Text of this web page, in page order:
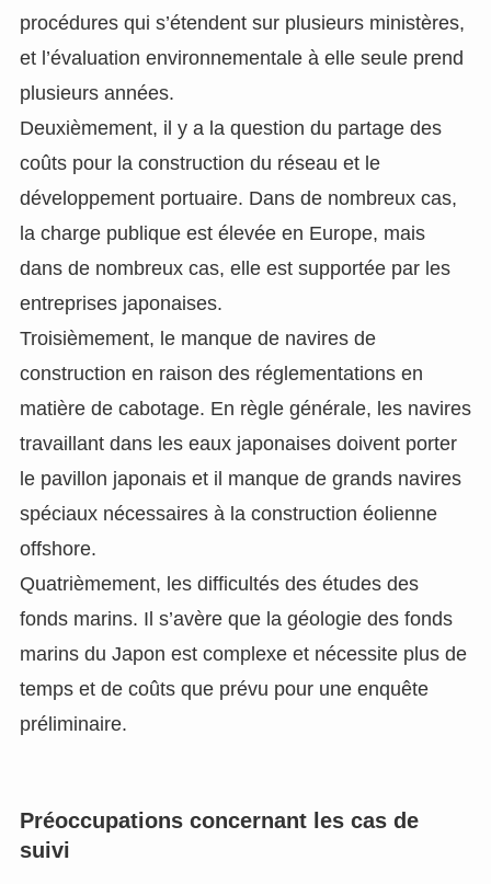
procédures qui s’étendent sur plusieurs ministères,
et l’évaluation environnementale à elle seule prend
plusieurs années.
Deuxièmement, il y a la question du partage des
coûts pour la construction du réseau et le
développement portuaire. Dans de nombreux cas,
la charge publique est élevée en Europe, mais
dans de nombreux cas, elle est supportée par les
entreprises japonaises.
Troisièmement, le manque de navires de
construction en raison des réglementations en
matière de cabotage. En règle générale, les navires
travaillant dans les eaux japonaises doivent porter
le pavillon japonais et il manque de grands navires
spéciaux nécessaires à la construction éolienne
offshore.
Quatrièmement, les difficultés des études des
fonds marins. Il s’avère que la géologie des fonds
marins du Japon est complexe et nécessite plus de
temps et de coûts que prévu pour une enquête
préliminaire.
Préoccupations concernant les cas de
suivi